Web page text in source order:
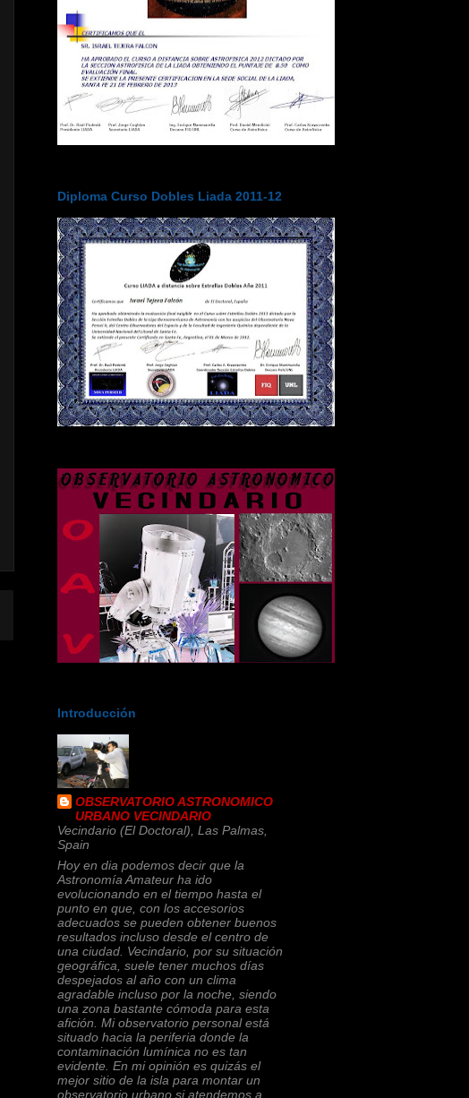
Diploma Curso Dobles Liada 2011-12
Introducción
OBSERVATORIO ASTRONOMICO
URBANO VECINDARIO
Vecindario (El Doctoral), Las Palmas,
Spain
Hoy en dia podemos decir que la
Astronomía Amateur ha ido
evolucionando en el tiempo hasta el
punto en que, con los accesorios
adecuados se pueden obtener buenos
resultados incluso desde el centro de
una ciudad. Vecindario, por su situación
geográfica, suele tener muchos días
despejados al año con un clima
agradable incluso por la noche, siendo
una zona bastante cómoda para esta
afición. Mi observatorio personal está
situado hacia la periferia donde la
contaminación lumínica no es tan
evidente. En mi opinión es quizás el
mejor sitio de la isla para montar un
observatorio urbano si atendemos a